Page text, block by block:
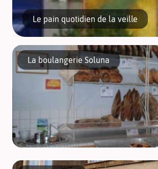
Le pain quotidien de la veille
Pourquoi le pain préparé un jour devrait
être consommés […]
La boulangerie Soluna
« Die Balance zwischen Liebe und Essen »,